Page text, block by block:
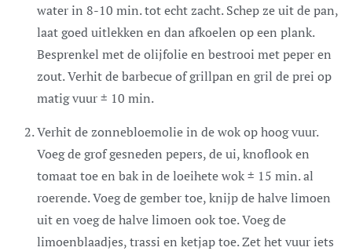
water in 8-10 min. tot echt zacht. Schep ze uit de pan,
laat goed uitlekken en dan afkoelen op een plank.
Besprenkel met de olijfolie en bestrooi met peper en
zout. Verhit de barbecue of grillpan en gril de prei op
matig vuur ± 10 min.
Verhit de zonnebloemolie in de wok op hoog vuur.
Voeg de grof gesneden pepers, de ui, knoflook en
tomaat toe en bak in de loeihete wok ± 15 min. al
roerende. Voeg de gember toe, knijp de halve limoen
uit en voeg de halve limoen ook toe. Voeg de
limoenblaadjes, trassi en ketjap toe. Zet het vuur iets